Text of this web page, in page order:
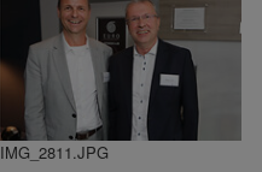
IMG_2811.JPG